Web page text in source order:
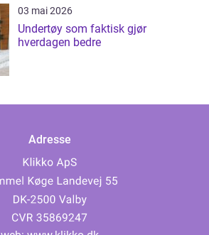
03 mai 2026
Undertøy som faktisk gjør
hverdagen bedre
Adresse